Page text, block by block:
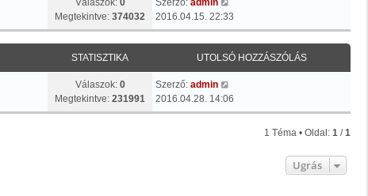
Válaszok: 0
Megtekintve: 374032
Szerző: admin
2016.04.15. 22:33
STATISZTIKA UTOLSÓ HOZZÁSZÓLÁS
Válaszok: 0
Megtekintve: 231991
Szerző: admin
2016.04.28. 14:06
1 Téma • Oldal: 1 /1
Ugrás